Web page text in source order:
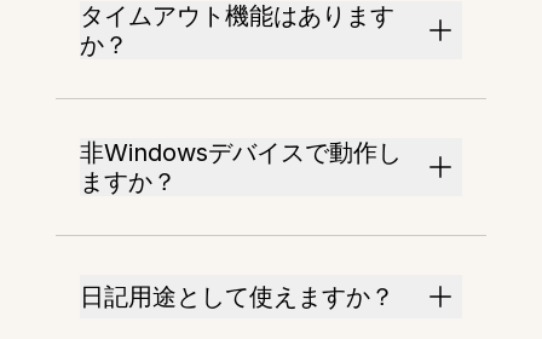
タイムアウト機能はあります
か？
非Windowsデバイスで動作し
ますか？
日記用途として使えますか？